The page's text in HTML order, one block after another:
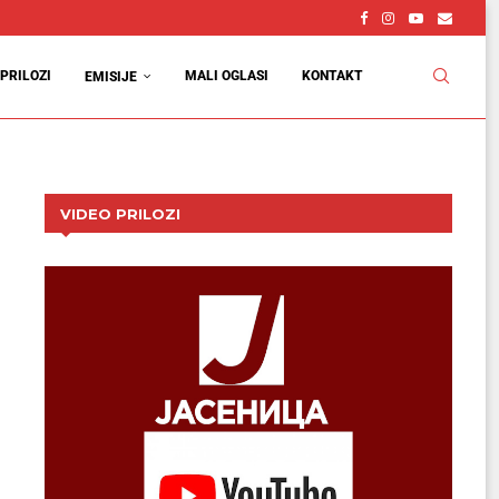
PRILOZI EMISIJE MALI OGLASI KONTAKT
VIDEO PRILOZI